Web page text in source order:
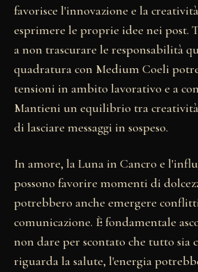
favorisce l'innovazione e la
esprimere le proprie idee nei post.
a non trascurare le responsabilità
quadratura con Medium Coeli
tensioni in ambito lavorativo e a
Mantieni un equilibrio tra
di lasciare messaggi in sospeso.
In amore, la Luna in Cancro e
possono favorire momenti di
potrebbero anche emergere
comunicazione. È fondamentale
non dare per scontato che tutto sia
riguarda la salute, l'energia